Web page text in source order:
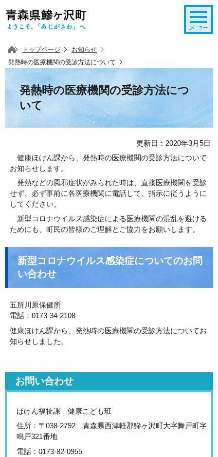
トップページ
お知らせ
発熱時の医療機関の受診方法について
発熱時の医療機関の受診方法につ
いて
更新日：2020年3月5日
健康ほけん課から、発熱時の医療機関の受診方法について
お知らせします。
発熱などの風邪症状がみられた時は、直接医療機関を受診
せず、必ず事前に各医療機関に電話して、指示に従うように
してください。
新型コロナウイルス感染症による医療機関の混乱を避ける
ためにも、町民の皆様のご理解とご協力をお願いします。
新型コロナウイルス感染症についてのお問
い合わせ
五所川原保健所
電話：0173-34-2108
健康ほけん課から、発熱時の医療機関の受診方法についてお
知らせしました。
お問い合わせ
ほけん福祉課 健康こども班
住所：〒038-2792 青森県西津軽郡鰺ヶ沢町大字舞戸町字
鳴戸321番地
電話：0173-82-0955